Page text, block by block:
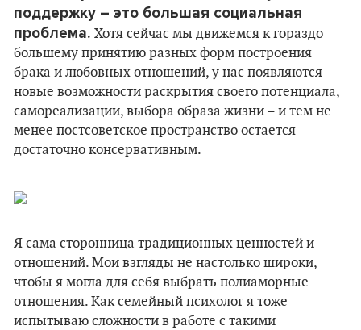
поддержку – это большая социальная
проблема. Хотя сейчас мы движемся к гораздо
большему принятию разных форм построения
брака и любовных отношений, у нас появляются
новые возможности раскрытия своего потенциала,
самореализации, выбора образа жизни – и тем не
менее постсоветское пространство остается
достаточно консервативным.
Я сама сторонница традиционных ценностей и
отношений. Мои взгляды не настолько широки,
чтобы я могла для себя выбрать полиаморные
отношения. Как семейный психолог я тоже
испытываю сложности в работе с такими